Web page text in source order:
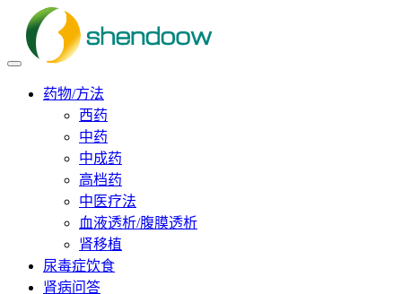
药物/方法
西药
中药
中成药
高档药
中医疗法
血液透析/腹膜透析
肾移植
尿毒症饮食
肾病问答